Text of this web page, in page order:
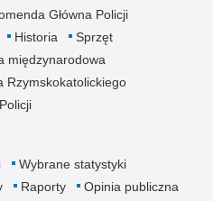
Główna Policji
Historia
Sprzęt
międzynarodowa
Rzymskokatolickiego
Wybrane statystyki
Raporty Opinia publiczna